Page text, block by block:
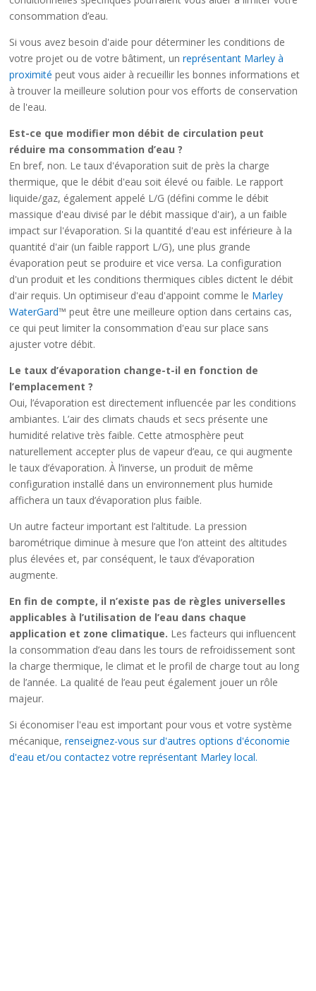
consommation d’eau.
Si vous avez besoin d'aide pour déterminer les conditions de
votre projet ou de votre bâtiment, unreprésentant Marley à
proximité peut vous aider à recueillir les bonnes informations et
à trouver la meilleure solution pour vos efforts de conservation
de l'eau.
Est-ce que modifier mon débit de circulation peut
réduire ma consommation d’eau ?
En bref, non. Le taux d'évaporation suit de près la charge
thermique, que le débit d'eau soit élevé ou faible. Le rapport
liquide/gaz, également appelé L/G (défini comme le débit
massique d'eau divisé par le débit massique d'air), a un faible
impact sur l'évaporation. Si la quantité d'eau est inférieure à la
quantité d'air (un faible rapport L/G), une plus grande
évaporation peut se produire et vice versa. La configuration
d'un produit et les conditions thermiques cibles dictent le débit
d'air requis. Un optimiseur d'eau d'appoint comme le Marley
WaterGard™ peut être une meilleure option dans certains cas,
ce qui peut limiter la consommation d'eau sur place sans
ajuster votre débit.
Le taux d’évaporation change-t-il en fonction de
l’emplacement ?
Oui, l’évaporation est directement influencée par les conditions
ambiantes. L’air des climats chauds et secs présente une
humidité relative très faible. Cette atmosphère peut
naturellement accepter plus de vapeur d’eau, ce qui augmente
le taux d’évaporation. À l’inverse, un produit de même
configuration installé dans un environnement plus humide
affichera un taux d’évaporation plus faible.
Un autre facteur important est l’altitude. La pression
barométrique diminue à mesure que l’on atteint des altitudes
plus élevées et, par conséquent, le taux d’évaporation
augmente.
En fin de compte, il n’existe pas de règles universelles
applicables à l’utilisation de l’eau dans chaque
application et zone climatique. Les facteurs qui influencent
la consommation d’eau dans les tours de refroidissement sont
la charge thermique, le climat et le profil de charge tout au long
de l’année. La qualité de l’eau peut également jouer un rôle
majeur.
Si économiser l'eau est important pour vous et votre système
mécanique,renseignez-vous sur d'autres options d'économie
d'eau et/ou contactez votre représentant Marley local.